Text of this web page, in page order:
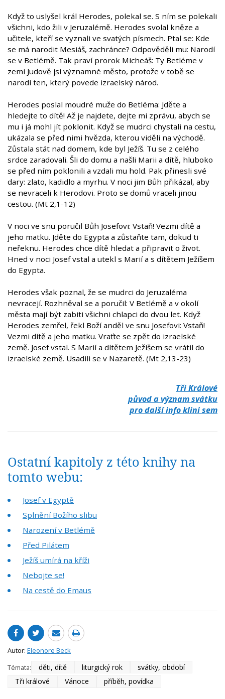
Když to uslyšel král Herodes, polekal se. S ním se polekali
všichni, kdo žili v Jeruzalémě. Herodes svolal kněze a
učitele, kteří se vyznali ve svatých písmech. Ptal se: Kde
se má narodit Mesiáš, zachránce? Odpověděli mu: Narodí
se v Betlémě. Tak praví prorok Micheáš: Ty Betléme v
zemi Judově jsi významné město, protože v tobě se
narodí ten, který povede izraelský národ.
Herodes poslal moudré muže do Betléma: Jděte a
hledejte to dítě! Až je najdete, dejte mi zprávu, abych se
mu i já mohl jít poklonit. Když se mudrci chystali na cestu,
ukázala se před nimi hvězda, kterou viděli na východě.
Zůstala stát nad domem, kde byl Ježíš. Tu se z celého
srdce zaradovali. Šli do domu a našli Marii a dítě, hluboko
se před ním poklonili a vzdali mu hold. Pak přinesli své
dary: zlato, kadidlo a myrhu. V noci jim Bůh přikázal, aby
se nevraceli k Herodovi. Proto se domů vraceli jinou
cestou. (Mt 2,1-12)
V noci ve snu poručil Bůh Josefovi: Vstaň! Vezmi dítě a
jeho matku. Jděte do Egypta a zůstaňte tam, dokud ti
neřeknu. Herodes chce dítě hledat a připravit o život.
Hned v noci Josef vstal a utekl s Marií a s dítětem Ježíšem
do Egypta.
Herodes však poznal, že se mudrci do Jeruzaléma
nevracejí. Rozhněval se a poručil: V Betlémě a v okolí
města mají být zabiti všichni chlapci do dvou let. Když
Herodes zemřel, řekl Boží anděl ve snu Josefovi: Vstaň!
Vezmi dítě a jeho matku. Vraťte se zpět do izraelské
země. Josef vstal. S Marií a dítětem Ježíšem se vrátil do
izraelské země. Usadili se v Nazaretě. (Mt 2,13-23)
Tři Králové
původ a význam svátku
pro další info klini sem
Ostatní kapitoly z této knihy na
tomto webu:
Josef v Egyptě
Splnění Božího slibu
Narození v Betlémě
Před Pilátem
Ježíš umírá na kříži
Nebojte se!
Na cestě do Emaus
Autor: Eleonore Beck
Témata:
děti, dítě liturgický rok
svátky, období
Tři králové
Vánoce příběh, povídka